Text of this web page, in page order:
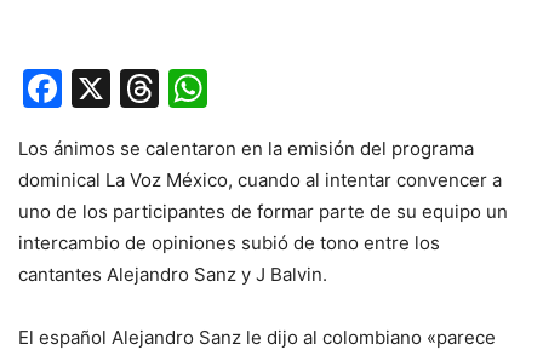
Facebook
X Threads
Los ánimos se calentaron en la emisión del programa
dominical La Voz México, cuando al intentar convencer a
uno de los participantes de formar parte de su equipo un
intercambio de opiniones subió de tono entre los
cantantes Alejandro Sanz y J Balvin.
El español Alejandro Sanz le dijo al colombiano «parece